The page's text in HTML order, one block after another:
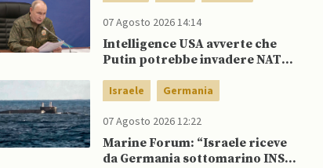
07 Agosto 2026 14:14
Intelligence USA avverte che
Putin potrebbe invadere NATO
Ucraina
Israele Germania
07 Agosto 2026 12:22
Marine Forum: “Israele riceve
da Germania sottomarino INS